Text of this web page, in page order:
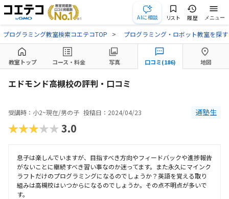
AIに相談 リスト 履歴 メニュー
プログラミング教室検索コエテコTOP プログラミング・ロボット教室を探す
教室トップ コース・料金 写真 口コミ(186) 地図
エドモンド高槻校の評判・口コミ
受講時：小2~現在/男の子 投稿日：2024/04/23 通塾生
★★★★★3.0
息子は楽しんでいますが、目指すべき方向やフィードバックや進捗報告
がないことに継続すべき習い事なのか迷ってます。また永久にマインク
ラフトだけのプログラミングになるのでしょうか？英語を覚える取り
組みは高槻校はいつからになるのでしょうか。その点不明点が多いで
す。